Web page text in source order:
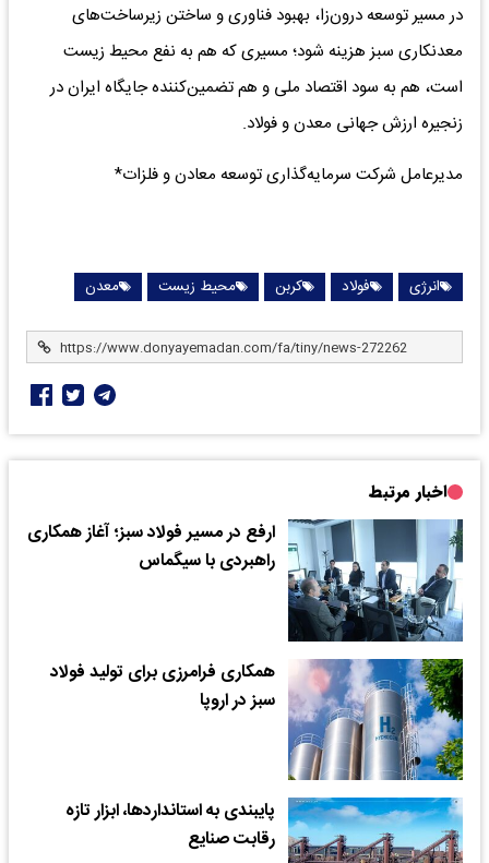
در مسیر توسعه درون‌زا، بهبود فناوری و ساختن زیرساخت‌های
معدنکاری سبز هزینه شود؛ مسیری که هم به نفع محیط زیست
است، هم به سود اقتصاد ملی و هم تضمین‌کننده جایگاه ایران در
زنجیره ارزش جهانی معدن و فولاد.
مدیرعامل شرکت سرمایه‌گذاری توسعه معادن و فلزات*
انرژی فولاد کربن محیط زیست معدن
اخبار مرتبط
ارفع در مسیر فولاد سبز؛ آغاز همکاری
راهبردی با سیگماس
همکاری فرامرزی برای تولید فولاد
سبز در اروپا
پایبندی به استانداردها، ابزار تازه
رقابت صنایع